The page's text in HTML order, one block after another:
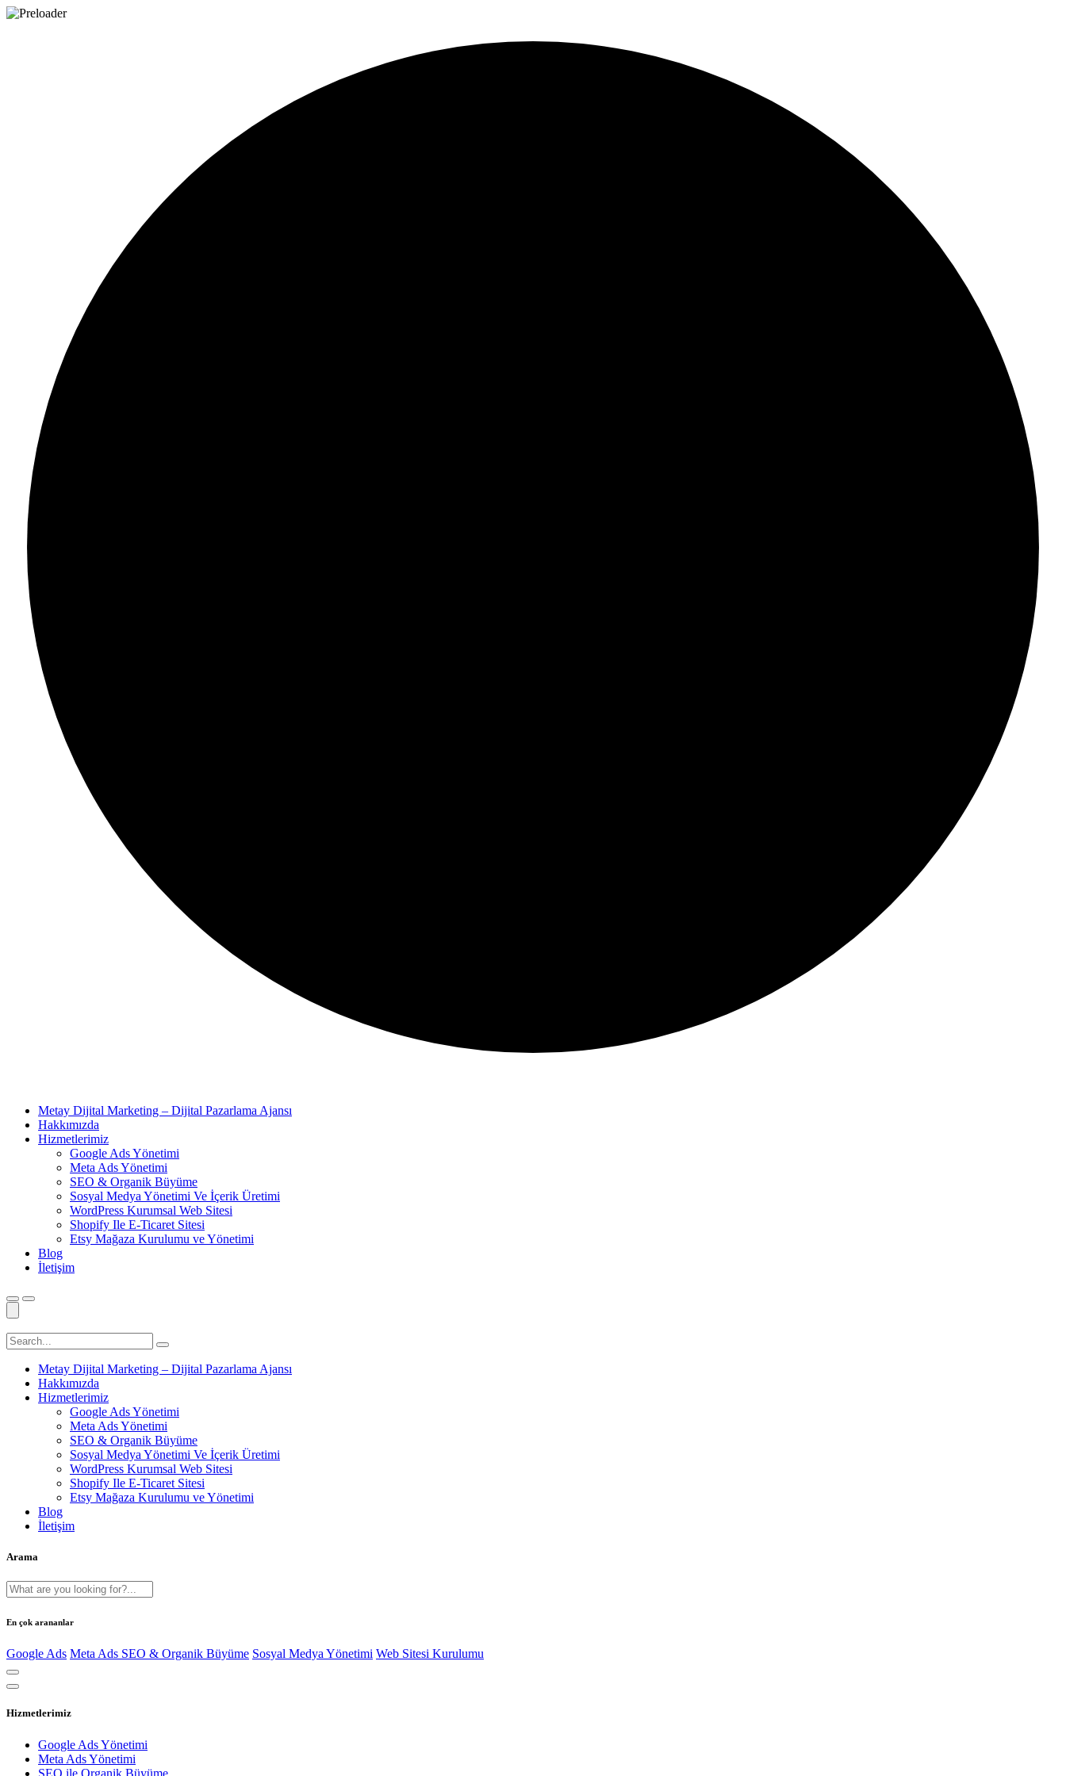
Metay Dijital Marketing – Dijital Pazarlama Ajansı
Hakkımızda
Hizmetlerimiz
Google Ads Yönetimi
Meta Ads Yönetimi
SEO & Organik Büyüme
Sosyal Medya Yönetimi Ve İçerik Üretimi
WordPress Kurumsal Web Sitesi
Shopify Ile E-Ticaret Sitesi
Etsy Mağaza Kurulumu ve Yönetimi
Blog
İletişim
Metay Dijital Marketing – Dijital Pazarlama Ajansı
Hakkımızda
Hizmetlerimiz
Google Ads Yönetimi
Meta Ads Yönetimi
SEO & Organik Büyüme
Sosyal Medya Yönetimi Ve İçerik Üretimi
WordPress Kurumsal Web Sitesi
Shopify Ile E-Ticaret Sitesi
Etsy Mağaza Kurulumu ve Yönetimi
Blog
İletişim
Arama
En çok arananlar
Google Ads Meta Ads SEO & Organik Büyüme Sosyal Medya Yönetimi Web Sitesi Kurulumu
Hizmetlerimiz
Google Ads Yönetimi
Meta Ads Yönetimi
SEO ile Organik Büyüme